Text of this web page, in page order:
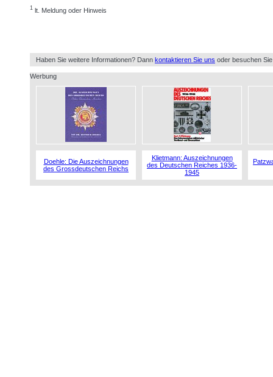
1 lt. Meldung oder Hinweis
Haben Sie weitere Informationen? Dann kontaktieren Sie uns oder besuchen
Werbung
Doehle: Die Auszeichnungen
des Grossdeutschen Reichs
Klietmann: Auszeichnungen
des Deutschen Reiches 1936-
1945